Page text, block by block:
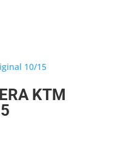
KTM